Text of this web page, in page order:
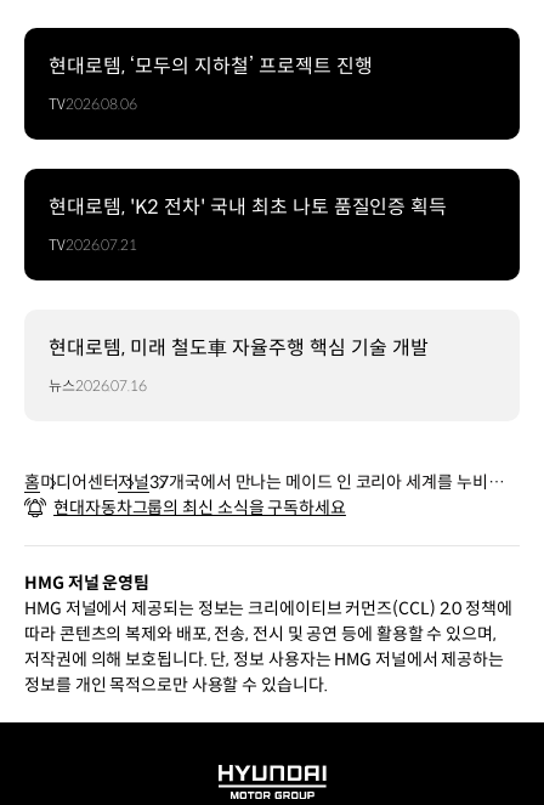
현대로템, ‘모두의 지하철’ 프로젝트 진행
TV2026.08.06
현대로템, 'K2 전차' 국내 최초 나토 품질인증 획득
TV2026.07.21
현대로템, 미래 철도車 자율주행 핵심 기술 개발
뉴스2026.07.16
홈미디어센터저널37개국에서 만나는 메이드 인 코리아 세계를 누비는
현대로템 전동차
현대자동차그룹의 최신 소식을 구독하세요
HMG 저널 운영팀
HMG 저널에서 제공되는 정보는 크리에이티브 커먼즈(CCL) 2.0 정책에
따라 콘텐츠의 복제와 배포, 전송, 전시 및 공연 등에 활용할 수 있으며,
저작권에 의해 보호됩니다. 단, 정보 사용자는 HMG 저널에서 제공하는
정보를 개인 목적으로만 사용할 수 있습니다.
HYUNDAI